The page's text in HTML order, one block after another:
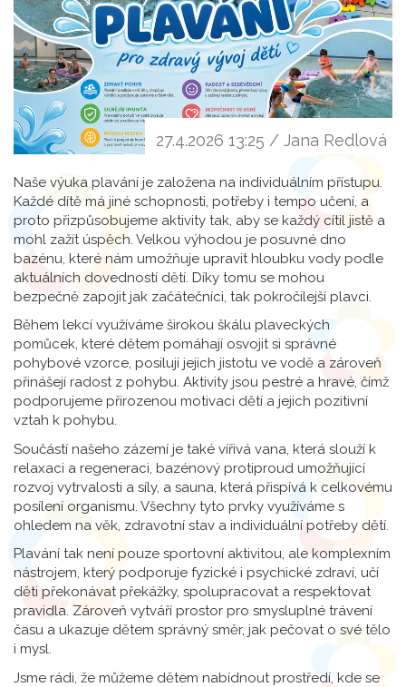
27.4.2026 13:25 / Jana Redlová
Naše výuka plavání je založena na individuálním přístupu.
Každé dítě má jiné schopnosti, potřeby i tempo učení, a
proto přizpůsobujeme aktivity tak, aby se každý cítil jistě a
mohl zažít úspěch. Velkou výhodou je posuvné dno
bazénu, které nám umožňuje upravit hloubku vody podle
aktuálních dovedností dětí. Díky tomu se mohou
bezpečně zapojit jak začátečníci, tak pokročilejší plavci.
Během lekcí využíváme širokou škálu plaveckých
pomůcek, které dětem pomáhají osvojit si správné
pohybové vzorce, posilují jejich jistotu ve vodě a zároveň
přinášejí radost z pohybu. Aktivity jsou pestré a hravé, čímž
podporujeme přirozenou motivaci dětí a jejich pozitivní
vztah k pohybu.
Součástí našeho zázemí je také vířivá vana, která slouží k
relaxaci a regeneraci, bazénový protiproud umožňující
rozvoj vytrvalosti a síly, a sauna, která přispívá k celkovému
posílení organismu. Všechny tyto prvky využíváme s
ohledem na věk, zdravotní stav a individuální potřeby dětí.
Plavání tak není pouze sportovní aktivitou, ale komplexním
nástrojem, který podporuje fyzické i psychické zdraví, učí
děti překonávat překážky, spolupracovat a respektovat
pravidla. Zároveň vytváří prostor pro smysluplné trávení
času a ukazuje dětem správný směr, jak pečovat o své tělo
i mysl.
Jsme rádi, že můžeme dětem nabídnout prostředí, kde se